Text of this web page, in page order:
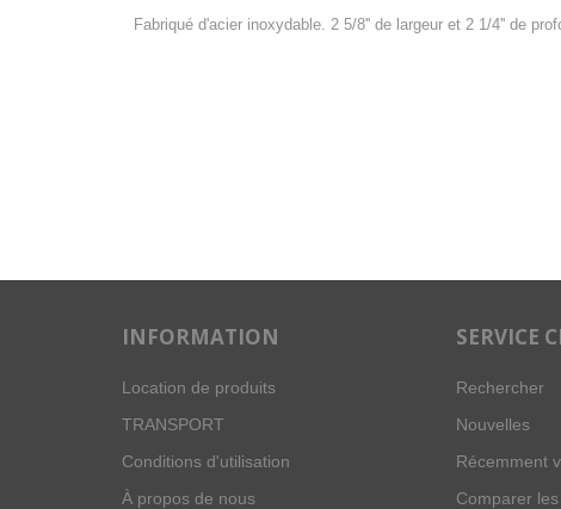
Fabriqué d'acier inoxydable. 2 5/8'' de largeur et 2 1/4'' de
INFORMATION
Location de produits
TRANSPORT
Conditions d'utilisation
À propos de nous
SERVICE
Rechercher
Nouvelles
Récemment
Comparer